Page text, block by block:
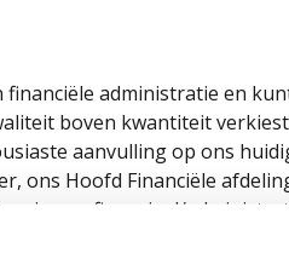
administratie en
boven kwantiteit
aanvulling op ons
ons Hoofd Financiële
je een financieel/
fijn zijn als je bekend bent